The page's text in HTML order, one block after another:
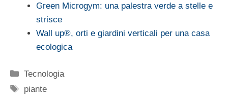
Green Microgym: una palestra verde a stelle e
strisce
Wall up®, orti e giardini verticali per una casa
ecologica
Categorie
Tecnologia
Tag
piante